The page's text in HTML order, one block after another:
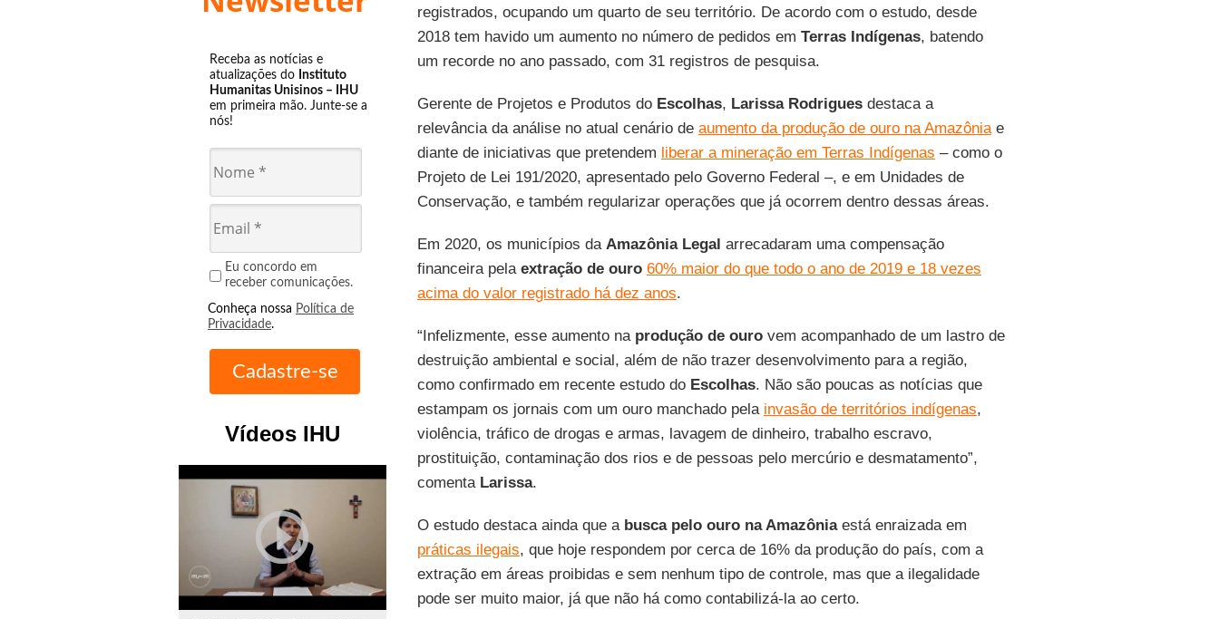
Receba as notícias e
atualizações do Instituto
Humanitas Unisinos – IHU
em primeira mão. Junte-se a
nós!
Eu concordo em
receber comunicações.
Conheça nossa Política de
Privacidade.
Vídeos IHU
play_circle_outline
registrados, ocupando um quarto de seu território. De acordo com o estudo, desde
2018 tem havido um aumento no número de pedidos em Terras Indígenas, batendo
um recorde no ano passado, com 31 registros de pesquisa.
Gerente de Projetos e Produtos do Escolhas, Larissa Rodriguesdestaca a
relevância da análise no atual cenário de aumento da produção de ouro na Amazôniae
diante de iniciativas que pretendem liberar a mineração em Terras Indígenas – como o
Projeto de Lei 191/2020, apresentado pelo Governo Federal –, e em Unidades de
Conservação, e também regularizar operações que já ocorrem dentro dessas áreas.
Em 2020, os municípios da Amazônia Legal arrecadaram uma compensação
financeira pela extração de ouro 60% maior do que todo o ano de 2019 e 18 vezes
acima do valor registrado há dez anos.
“Infelizmente, esse aumento na produção de ourovem acompanhado de um lastro de
destruição ambiental e social, além de não trazer desenvolvimento para a região,
como confirmado em recente estudo do Escolhas. Não são poucas as notícias que
estampam os jornais com um ouro manchado pela invasão de territórios indígenas,
violência, tráfico de drogas e armas, lavagem de dinheiro, trabalho escravo,
prostituição, contaminação dos rios e de pessoas pelo mercúrio e desmatamento”,
comenta Larissa.
O estudo destaca ainda que abusca pelo ouro na Amazôniaestá enraizada em
práticas ilegais, que hoje respondem por cerca de 16% da produção do país, com a
extração em áreas proibidas e sem nenhum tipo de controle, mas que a ilegalidade
pode ser muito maior, já que não há como contabilizá-la ao certo.